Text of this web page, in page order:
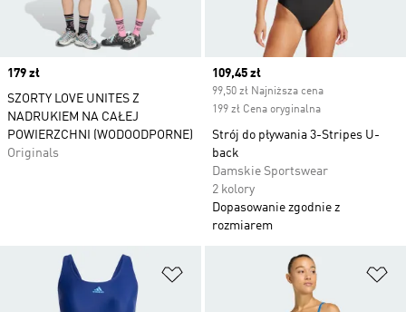
Price
179 zł
SZORTY LOVE UNITES Z
NADRUKIEM NA CAŁEJ
POWIERZCHNI (WODOODPORNE)
Originals
Current price
109,45 zł
99,50 zł Najniższa cena
199 zł Cena oryginalna
Strój do pływania 3-Stripes U-
back
Damskie Sportswear
2 kolory
Dopasowanie zgodnie z
rozmiarem
Dodaj do listy życzeń